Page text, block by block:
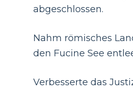
abgeschlossen.
Nahm römisches
den Fucine See
Verbesserte das